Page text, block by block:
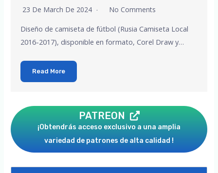
23 De March De 2024 No Comments
Diseño de camiseta de fútbol (Rusia Camiseta Local
2016-2017), disponible en formato, Corel Draw y…
Read More
PATREON
¡Obtendrás acceso exclusivo a una amplia
variedad de patrones de alta calidad !